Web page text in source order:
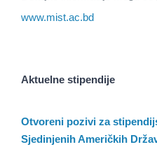
www.mist.ac.bd
Aktuelne stipendije
Otvoreni pozivi za
Sjedinjenih Američkih